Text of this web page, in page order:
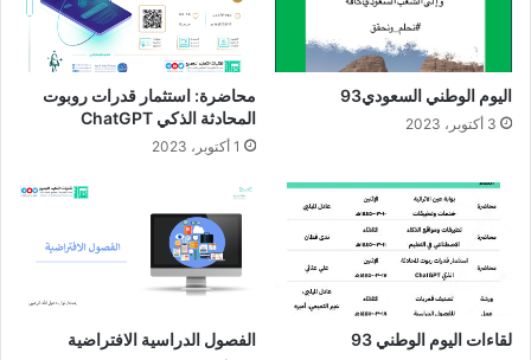
اليوم الوطني السعودي93
3 أكتوبر، 2023
محاضرة: استثمار قدرات روبوت
المحادثة الذكي ChatGPT
1 أكتوبر، 2023
لقاءات اليوم الوطني 93 الفصول الدراسية الافتراضية